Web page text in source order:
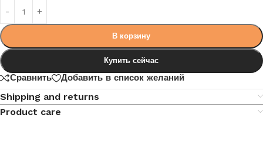
В корзину
Купить сейчас
Сравнить Добавить в список желаний
Shipping and returns
Product care